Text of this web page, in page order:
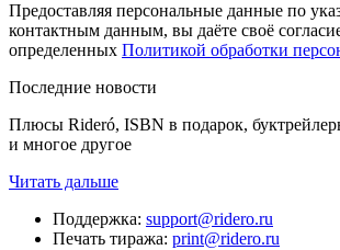
Предоставляя персональные данные по
контактным данным, вы даёте своё
определенных Политикой обработки
Последние новости
Плюсы Rideró, ISBN в подарок,
и многое другое
Читать дальше
Поддержка: support@ridero.ru
Печать тиража: print@ridero.ru